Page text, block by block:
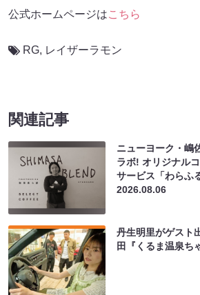
公式ホームページはこちら
RG, レイザーラモン
関連記事
ニューヨーク・嶋
ラボ! オリジナル
サービス「わらふ
2026.08.06
丹生明里がゲスト
田『くるま温泉ち